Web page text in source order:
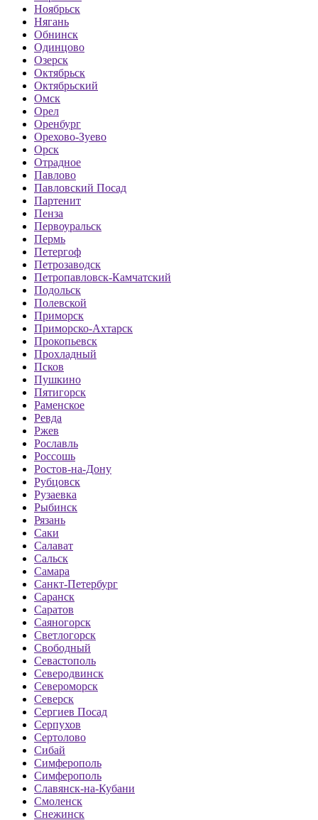
Ноябрьск
Нягань
Обнинск
Одинцово
Озерск
Октябрьск
Октябрьский
Омск
Орел
Оренбург
Орехово-Зуево
Орск
Отрадное
Павлово
Павловский Посад
Партенит
Пенза
Первоуральск
Пермь
Петергоф
Петрозаводск
Петропавловск-Камчатский
Подольск
Полевской
Приморск
Приморско-Ахтарск
Прокопьевск
Прохладный
Псков
Пушкино
Пятигорск
Раменское
Ревда
Ржев
Рославль
Россошь
Ростов-на-Дону
Рубцовск
Рузаевка
Рыбинск
Рязань
Саки
Салават
Сальск
Самара
Санкт-Петербург
Саранск
Саратов
Саяногорск
Светлогорск
Свободный
Севастополь
Северодвинск
Североморск
Северск
Сергиев Посад
Серпухов
Сертолово
Сибай
Симферополь
Симферополь
Славянск-на-Кубани
Смоленск
Снежинск